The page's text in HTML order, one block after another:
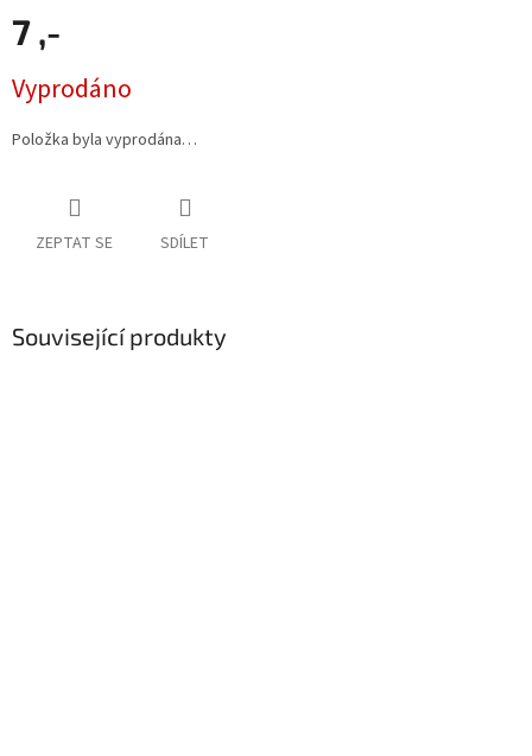
7 ,-
cena:
Vyprodáno
Položka byla vyprodána…
ZEPTAT SE SDÍLET
Související produkty